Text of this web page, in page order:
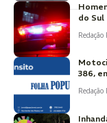
do Sul
386,